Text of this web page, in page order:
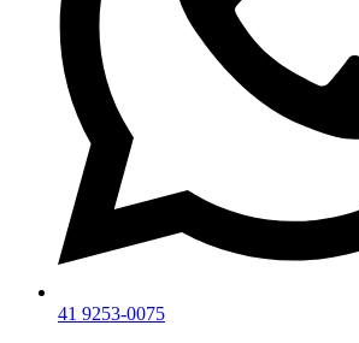
41 9253-0075